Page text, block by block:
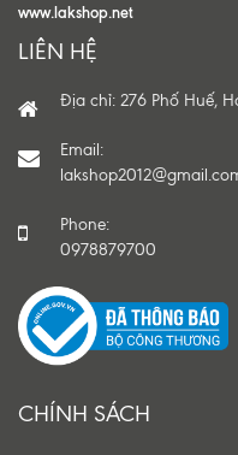
www.lakshop.net
LIÊN HỆ
Địa chỉ: 276 Phố Huế,
Email:
Phone:
0978879700
CHÍNH SÁCH